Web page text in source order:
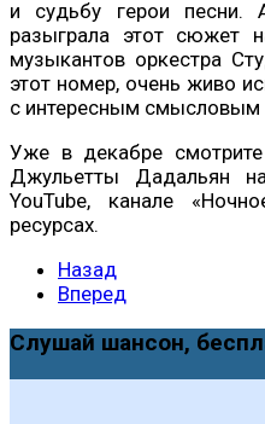
и судьбу герои песни.
разыграла этот сюжет
музыкантов оркестра
этот номер, очень живо
с интересным смысловым
Уже в декабре смотрите
Джульетты Дадальян
YouTube, канале
ресурсах.
Назад
Вперед
Слушай шансон,